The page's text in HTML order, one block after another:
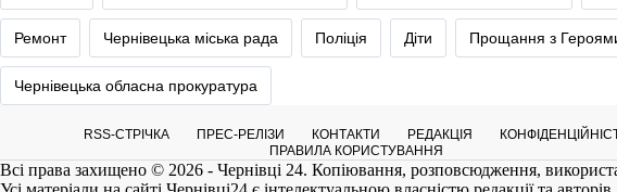
Ремонт Чернівецька міська рада Поліція Діти Прощання з
Чернівецька обласна прокуратура
RSS-СТРІЧКА ПРЕС-РЕЛІЗИ КОНТАКТИ РЕДАКЦІЯ
ПРАВИЛА КОРИСТУВАННЯ
Всі права захищено © 2026 - Чернівці 24. Копіювання, розповсюдження,